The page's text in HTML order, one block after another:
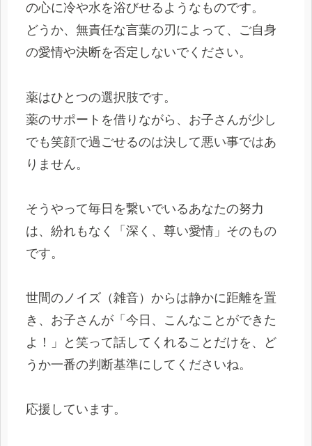
の心に冷や水を浴びせるようなものです。
どうか、無責任な言葉の刃によって、ご自身
の愛情や決断を否定しないでください。
薬はひとつの選択肢です。
薬のサポートを借りながら、お子さんが少し
でも笑顔で過ごせるのは決して悪い事ではあ
りません。
そうやって毎日を繋いでいるあなたの努力
は、紛れもなく「深く、尊い愛情」そのもの
です。
世間のノイズ（雑音）からは静かに距離を置
き、お子さんが「今日、こんなことができた
よ！」と笑って話してくれることだけを、ど
うか一番の判断基準にしてくださいね。
応援しています。